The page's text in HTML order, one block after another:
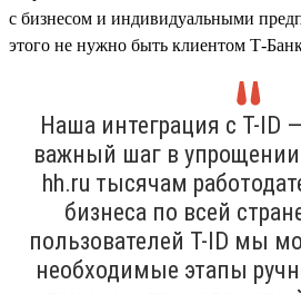
с бизнесом и индивидуальными
этого не нужно быть клиентом Т-
Наша интеграция с T-ID
важный шаг в
hh.ru тысячам
бизнеса по всей
пользователей T-ID мы
необходимые этапы